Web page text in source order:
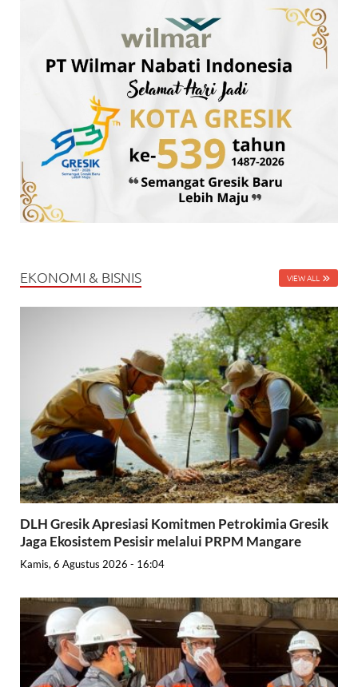
EKONOMI & BISNIS VIEW ALL
DLH Gresik Apresiasi Komitmen Petrokimia Gresik
Jaga Ekosistem Pesisir melalui PRPM Mangare
Kamis, 6 Agustus 2026 - 16:04